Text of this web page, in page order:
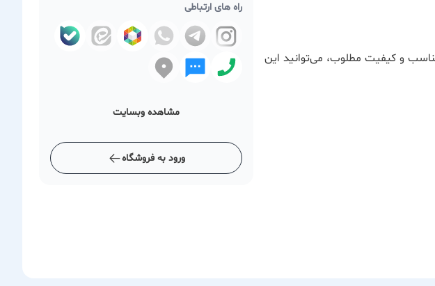
و کیفیت مطلوب، می‌توانید این
راه های ارتباطی
مشاهده وبسایت
ورود به فروشگاه